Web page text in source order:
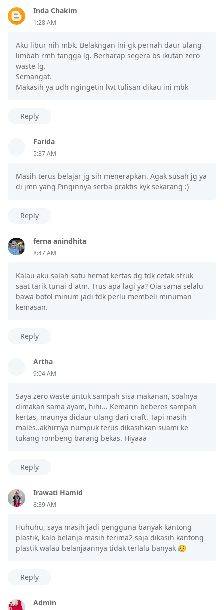
Inda Chakim
1:28 AM
Aku libur nih mbk. Belakngan ini gk pernah daur ulang
limbah rmh tangga lg. Berharap segera bs ikutan zero
waste lg.
Semangat.
Makasih ya udh ngingetin lwt tulisan dikau ini mbk
Reply
Farida
5:37 AM
Masih terus belajar jg sih menerapkan. Agak susah jg ya
di jmn yang Pinginnya serba praktis kyk sekarang :)
Reply
ferna anindhita
8:47 AM
Kalau aku salah satu hemat kertas dg tdk cetak struk
saat tarik tunai d atm. Trus apa lagi ya? Oia sama selalu
bawa botol minum jadi tdk perlu membeli minuman
kemasan.
Reply
Artha
9:04 AM
Saya zero waste untuk sampah sisa makanan, soalnya
dimakan sama ayam, hihi... Kemarin beberes sampah
kertas, maunya didaur ulang dari craft. Tapi masih
males..akhirnya numpuk terus dikasihkan suami ke
tukang rombeng barang bekas. Hiyaaa
Reply
Irawati Hamid
8:39 AM
Huhuhu, saya masih jadi pengguna banyak kantong
plastik, kalo belanja masih terima2 saja dikasih kantong
plastik walau belanjaannya tidak terlalu banyak 😥
Reply
Admin